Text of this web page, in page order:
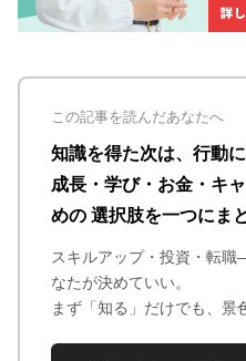
この記事を読んだあなたへ
知識を得た次は、行動に
成長・学び・お金・キ
めの 選択肢を一つにま
スキルアップ・投資・転
なたが決めていい。
まず「知る」だけでも、景